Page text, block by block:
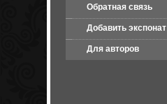
Обратная связь
Добавить экспонат
Для авторов